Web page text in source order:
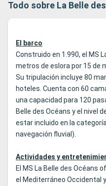
Todo sobre La Belle
El barco
Construido en 1.990, el MS
metros de eslora por 15 de
Su tripulación incluye 80
hoteles. Cuenta con 60
una capacidad para 120
Belle des Océans y el nivel
estar incluido en la
navegación fluvial).
Actividades y
El MS La Belle des Océans
el Mediterráneo Occidental